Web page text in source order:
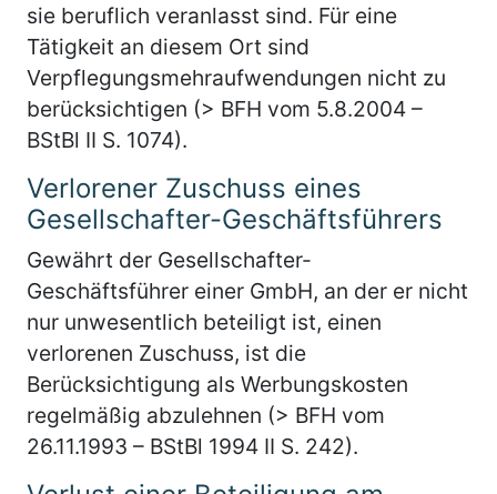
sie beruflich veranlasst sind. Für eine
Tätigkeit an diesem Ort sind
Verpflegungsmehraufwendungen nicht zu
berücksichtigen (> BFH vom 5.8.2004 –
BStBl II S. 1074).
Verlorener Zuschuss eines
Gesellschafter-Geschäftsführers
Gewährt der Gesellschafter-
Geschäftsführer einer GmbH, an der er nicht
nur unwesentlich beteiligt ist, einen
verlorenen Zuschuss, ist die
Berücksichtigung als Werbungskosten
regelmäßig abzulehnen (> BFH vom
26.11.1993 – BStBl 1994 II S. 242).